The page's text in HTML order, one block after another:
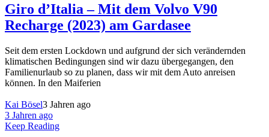
Giro d’Italia – Mit dem Volvo V90
Recharge (2023) am Gardasee
Seit dem ersten Lockdown und aufgrund der sich verändernden
klimatischen Bedingungen sind wir dazu übergegangen, den
Familienurlaub so zu planen, dass wir mit dem Auto anreisen
können. In den Maiferien
Kai Bösel3 Jahren ago
3 Jahren ago
Keep Reading